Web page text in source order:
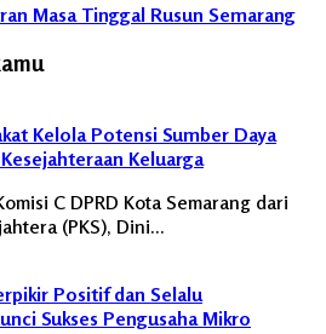
Masa Tinggal Rusun Semarang
Kelola Potensi Sumber Daya
Keluarga
C DPRD Kota Semarang dari
(PKS), Dini…
Positif dan Selalu
Sukses Pengusaha Mikro